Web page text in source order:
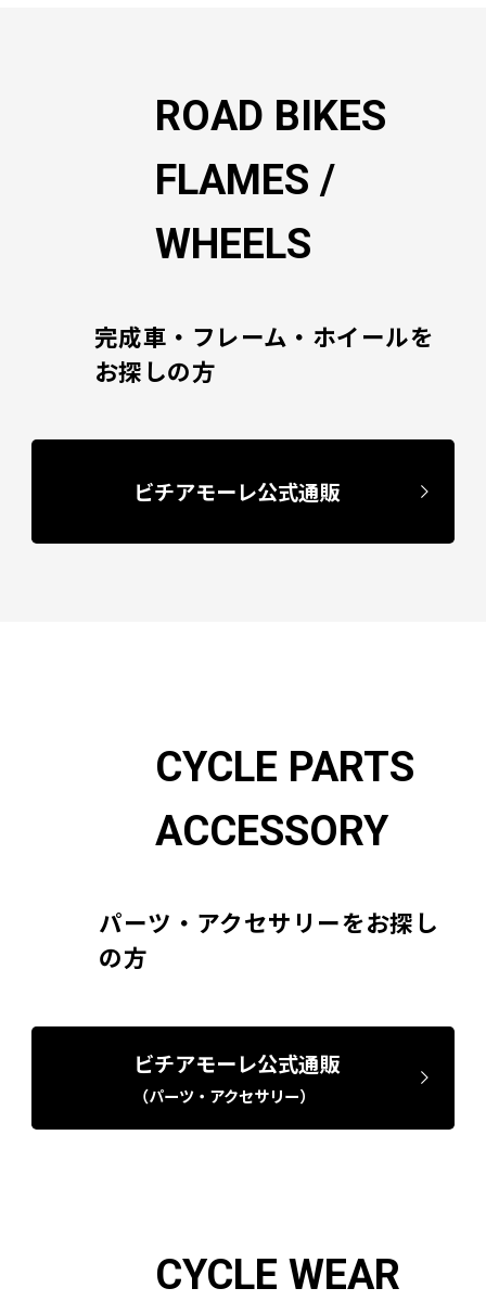
ROAD BIKES
FLAMES /
WHEELS
完成車・フレーム・ホイールを
お探しの方
ビチアモーレ公式通販
CYCLE PARTS
ACCESSORY
パーツ・アクセサリーをお探し
の方
ビチアモーレ公式通販
（パーツ・アクセサリー）
CYCLE WEAR